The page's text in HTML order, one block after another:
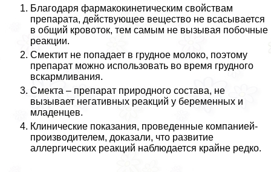
Благодаря фармакокинетическим свойствам
препарата, действующее вещество не всасывается
в общий кровоток, тем самым не вызывая побочные
реакции.
Смектит не попадает в грудное молоко, поэтому
препарат можно использовать во время грудного
вскармливания.
Смекта – препарат природного состава, не
вызывает негативных реакций у беременных и
младенцев.
Клинические показания, проведенные компанией-
производителем, доказали, что развитие
аллергических реакций наблюдается крайне редко.